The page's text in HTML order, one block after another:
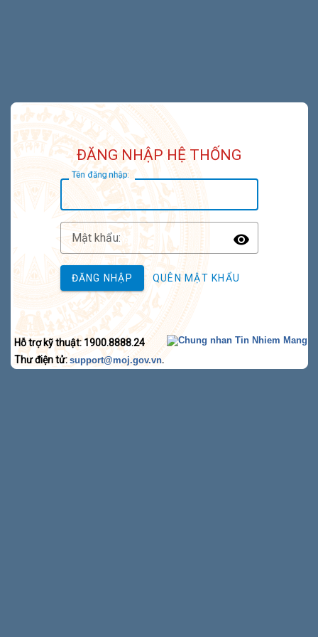
ĐĂNG NHẬP HỆ THỐNG
Tên đăng nhập:
Mật khẩu:
Toggle
ĐĂNG NHẬP QUÊN MẬT KHẨU
Hỗ trợ kỹ thuật: 1900.8888.24
Thư điện tử: support@moj.gov.vn.